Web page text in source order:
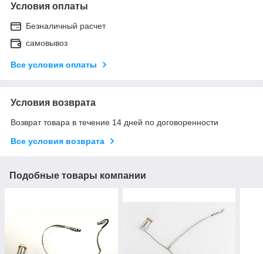
Условия оплаты
Безналичный расчет
самовывоз
Все условия оплаты
Условия возврата
Возврат товара в течение 14 дней по договоренности
Все условия возврата
Подобные товары компании